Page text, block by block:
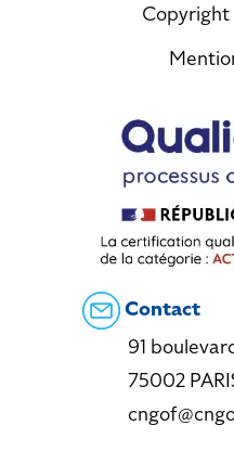
Contact
91
75002